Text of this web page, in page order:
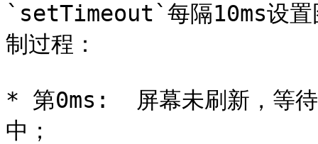
`setTimeout`每隔10ms设置
制过程：
* 第0ms:  屏幕未刷新，等
中；